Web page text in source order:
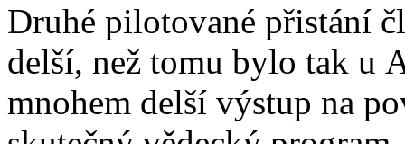
Druhé pilotované přistání
delší, než tomu bylo tak u
mnohem delší výstup na